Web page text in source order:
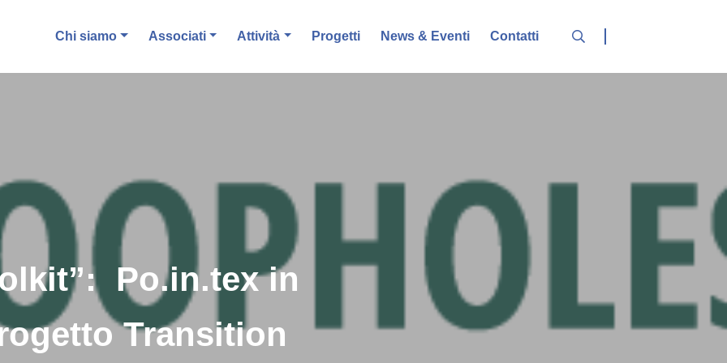
Chi siamo Associati Attività Progetti News & Eventi Contatti
Po.in.tex in
Transition